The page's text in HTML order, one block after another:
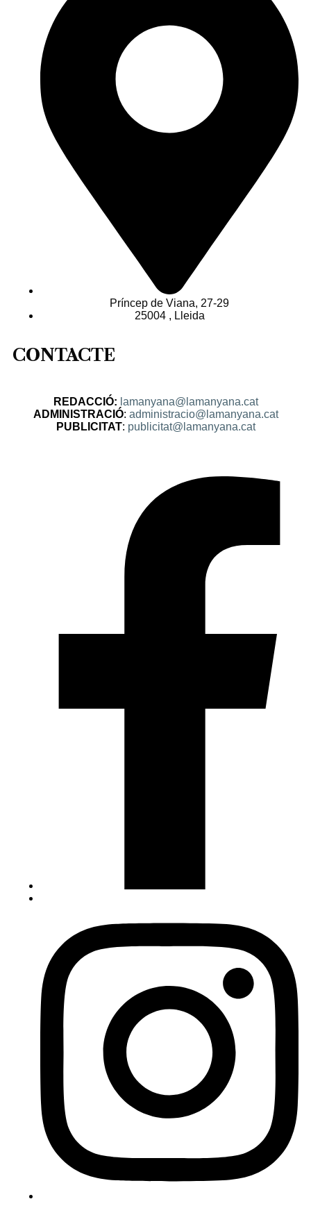
Príncep de Viana, 27-29
25004 , Lleida
CONTACTE
REDACCIÓ: lamanyana@lamanyana.cat
ADMINISTRACIÓ: administracio@lamanyana.cat
PUBLICITAT: publicitat@lamanyana.cat